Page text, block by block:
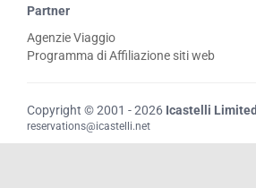
Partner
Agenzie Viaggio
Programma di Affiliazione siti web
Copyright © 2001 - 2026 Icastelli Limited
reservations@icastelli.net